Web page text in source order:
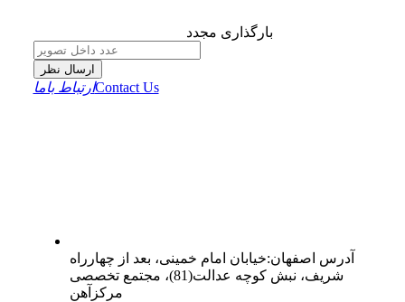
بارگذاری مجدد
ارسال نظر
ارتباط باماContact Us
آدرس اصفهان:خیابان امام خمینی، بعد از چهارراه
شریف، نبش کوچه عدالت(81)، مجتمع تخصصی
مرکزآهن